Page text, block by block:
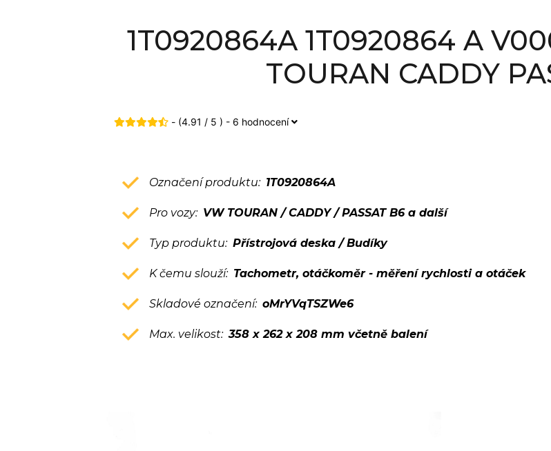
1T0920864A 1T0920864 A
TOURAN CADDY
- (4.91 / 5 ) - 6 hodnocení
Označení produktu: 1T0920864A
Pro vozy: VW TOURAN / CADDY / PASSAT B6 a další
Typ produktu: Přístrojová deska / Budíky
K čemu slouží: Tachometr, otáčkoměr - měření rychlosti a otáček
Skladové označení: oMrYVqTSZWe6
Max. velikost:358 x 262 x 208 mm včetně balení